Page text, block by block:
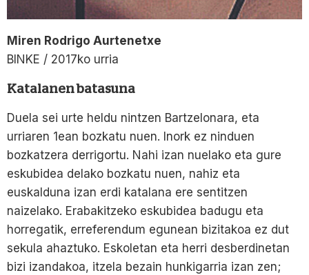
Miren Rodrigo Aurtenetxe
BINKE / 2017ko urria
Katalanen batasuna
Duela sei urte heldu nintzen Bartzelonara, eta
urriaren 1ean bozkatu nuen. Inork ez ninduen
bozkatzera derrigortu. Nahi izan nuelako eta gure
eskubidea delako bozkatu nuen, nahiz eta
euskalduna izan erdi katalana ere sentitzen
naizelako. Erabakitzeko eskubidea badugu eta
horregatik, erreferendum egunean bizitakoa ez dut
sekula ahaztuko. Eskoletan eta herri desberdinetan
bizi izandakoa, itzela bezain hunkigarria izan zen;